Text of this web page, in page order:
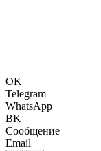
OK
Telegram
WhatsApp
BK
Сообщение
Email